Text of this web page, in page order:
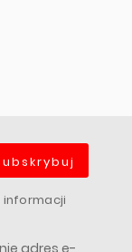
informacji
adres e-